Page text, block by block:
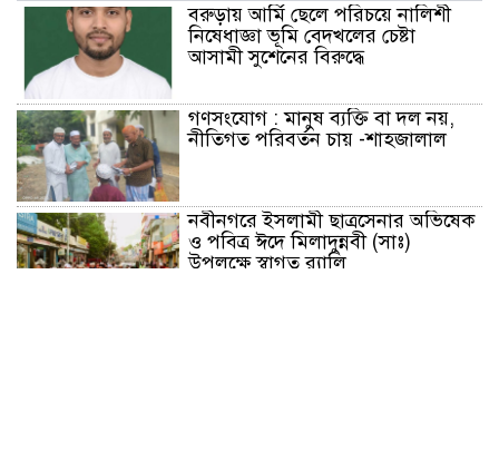
বরুড়ায় আর্মি ছেলে পরিচয়ে নালিশী
নিষেধাজ্ঞা ভূমি বেদখলের চেষ্টা
আসামী সুশেনের বিরুদ্ধে
গণসংযোগ : মানুষ ব্যক্তি বা দল নয়,
নীতিগত পরিবর্তন চায় -শাহজালাল
নবীনগরে ইসলামী ছাত্রসেনার অভিষেক
ও পবিত্র ঈদে মিলাদুন্নবী (সাঃ)
উপলক্ষে স্বাগত র‍্যালি